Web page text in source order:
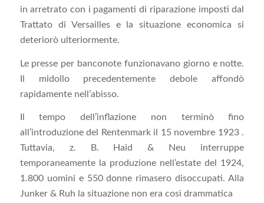
in arretrato con i pagamenti di riparazione imposti dal
Trattato di Versailles e la situazione economica si
deteriorò ulteriormente.
Le presse per banconote funzionavano giorno e notte.
Il midollo precedentemente debole affondò
rapidamente nell’abisso.
Il tempo dell’inflazione non terminò fino
all’introduzione del Rentenmark il 15 novembre 1923 .
Tuttavia, z. B. Haid & Neu interruppe
temporaneamente la produzione nell’estate del 1924,
1.800 uomini e 550 donne rimasero disoccupati. Alla
Junker & Ruh la situazione non era così drammatica